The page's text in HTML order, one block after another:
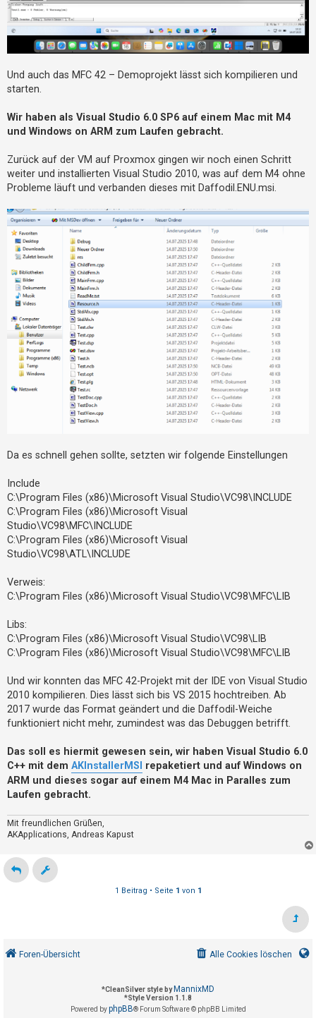
Und auch das MFC 42 – Demoprojekt lässt sich kompilieren und
starten.
Wir haben als Visual Studio 6.0 SP6 auf einem Mac mit M4
und Windows on ARM zum Laufen gebracht.
Zurück auf der VM auf Proxmox gingen wir noch einen Schritt
weiter und installierten Visual Studio 2010, was auf dem M4 ohne
Probleme läuft und verbanden dieses mit Daffodil.ENU.msi.
Da es schnell gehen sollte, setzten wir folgende Einstellungen
Include
C:\Program Files (x86)\Microsoft Visual Studio\VC98\INCLUDE
C:\Program Files (x86)\Microsoft Visual
Studio\VC98\MFC\INCLUDE
C:\Program Files (x86)\Microsoft Visual
Studio\VC98\ATL\INCLUDE
Verweis:
C:\Program Files (x86)\Microsoft Visual Studio\VC98\MFC\LIB
Libs:
C:\Program Files (x86)\Microsoft Visual Studio\VC98\LIB
C:\Program Files (x86)\Microsoft Visual Studio\VC98\MFC\LIB
Und wir konnten das MFC 42-Projekt mit der IDE von Visual Studio
2010 kompilieren. Dies lässt sich bis VS 2015 hochtreiben. Ab
2017 wurde das Format geändert und die Daffodil-Weiche
funktioniert nicht mehr, zumindest was das Debuggen betrifft.
Das soll es hiermit gewesen sein, wir haben Visual Studio 6.0
C++ mit dem AKInstallerMSI
repaketiert und auf Windows on
ARM und dieses sogar auf einem M4 Mac in Paralles zum
Laufen gebracht.
Mit freundlichen Grüßen,
AKApplications, Andreas Kapust
1 Beitrag • Seite 1 von 1
Foren-Übersicht Alle Cookies löschen
*CleanSilver style byMannixMD
*Style Version 1.1.8
Powered byphpBB® Forum Software © phpBB Limited